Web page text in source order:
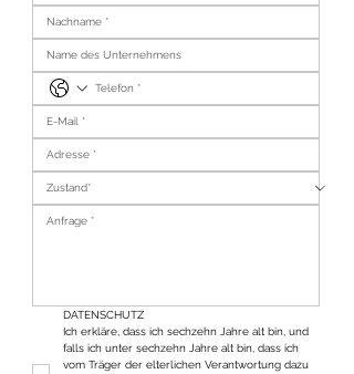
DATENSCHUTZ
Ich erkläre, dass ich sechzehn Jahre alt bin, und
falls ich unter sechzehn Jahre alt bin, dass ich
vom Träger der elterlichen Verantwortung dazu